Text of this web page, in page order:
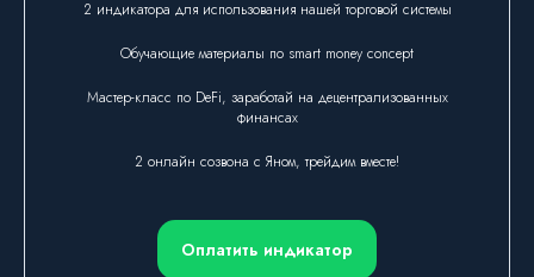
2 индикатора для использования нашей торговой системы
Обучающие материалы по smart money concept
Мастер-класс по DeFi, заработай на децентрализованных
финансах
2 онлайн созвона с Яном, трейдим вместе!
Оплатить индикатор